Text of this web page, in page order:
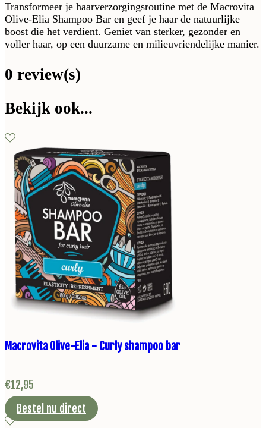
Transformeer je haarverzorgingsroutine met de Macrovita
Olive-Elia Shampoo Bar en geef je haar de natuurlijke
boost die het verdient. Geniet van sterker, gezonder en
voller haar, op een duurzame en milieuvriendelijke manier.
0 review(s)
Bekijk ook...
Macrovita Olive-Elia - Curly shampoo bar
€12,95
Bestel nu direct